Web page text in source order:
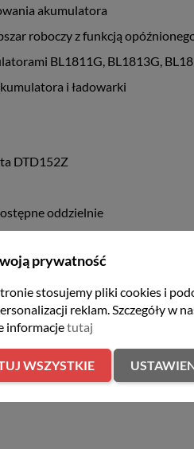
akumulatora
roboczy z funkcją
BL1811G, BL1813G,
i ładowarki
DTD152Z
oddzielnie
prywatność
stosujemy pliki cookies i
reklam. Szczegóły w
informacjetutaj
WSZYSTKIE